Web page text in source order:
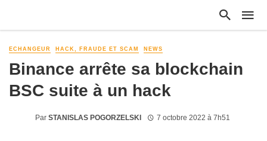
ECHANGEUR HACK, FRAUDE ET SCAM NEWS
Binance arrête sa blockchain
BSC suite à un hack
Par STANISLAS POGORZELSKI 7 octobre 2022 à 7h51